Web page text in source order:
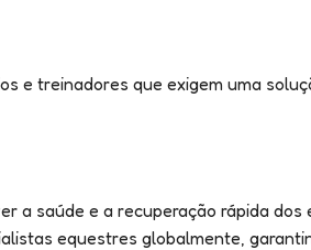
e treinadores que exigem uma
saúde e a recuperação rápida
equestres globalmente,